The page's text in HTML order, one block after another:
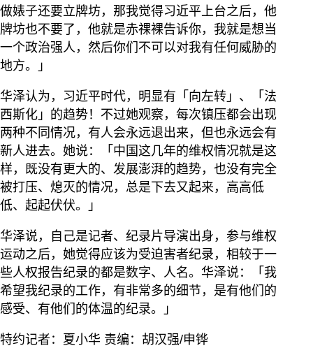
做婊子还要立牌坊，那我觉得习近平上台之后，他
牌坊也不要了，他就是赤祼裸告诉你，我就是想当
一个政治强人，然后你们不可以对我有任何威胁的
地方。」
华泽认为，习近平时代，明显有「向左转」、「法
西斯化」的趋势！不过她观察，每次镇压都会出现
两种不同情况，有人会永远退出来，但也永远会有
新人进去。她说：「中国这几年的维权情况就是这
样，既没有更大的、发展澎湃的趋势，也没有完全
被打压、熄灭的情况，总是下去又起来，高高低
低、起起伏伏。」
华泽说，自己是记者、纪录片导演出身，参与维权
运动之后，她觉得应该为受迫害者纪录，相较于一
些人权报告纪录的都是数字、人名。华泽说：「我
希望我纪录的工作，有非常多的细节，是有他们的
感受、有他们的体温的纪录。」
特约记者：夏小华 责编：胡汉强/申铧